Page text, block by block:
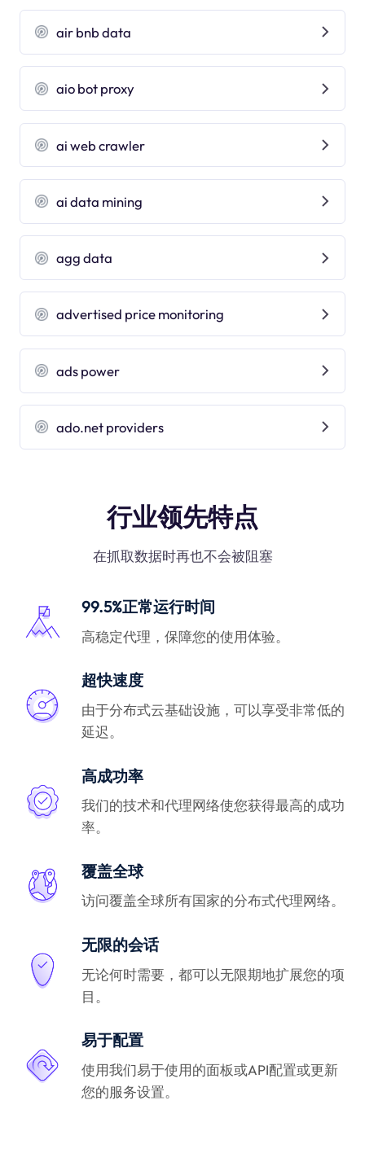
air bnb data
aio bot proxy
ai web crawler
ai data mining
agg data
advertised price monitoring
ads power
ado.net providers
行业领先特点
在抓取数据时再也不会被阻塞
99.5%正常运行时间
高稳定代理，保障您的使用体验。
超快速度
由于分布式云基础设施，可以享受非常低的
延迟。
高成功率
我们的技术和代理网络使您获得最高的成功
率。
覆盖全球
访问覆盖全球所有国家的分布式代理网络。
无限的会话
无论何时需要，都可以无限期地扩展您的项
目。
易于配置
使用我们易于使用的面板或API配置或更新
您的服务设置。